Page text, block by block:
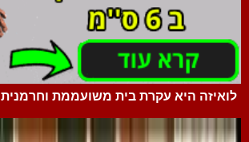
לואיזה היא עקרת בית משועממת וחרמנית